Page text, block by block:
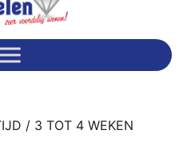
/ 3 TOT 4 WEKEN